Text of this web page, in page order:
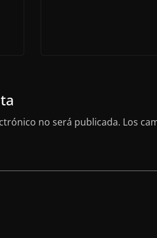
no será publicada. Los